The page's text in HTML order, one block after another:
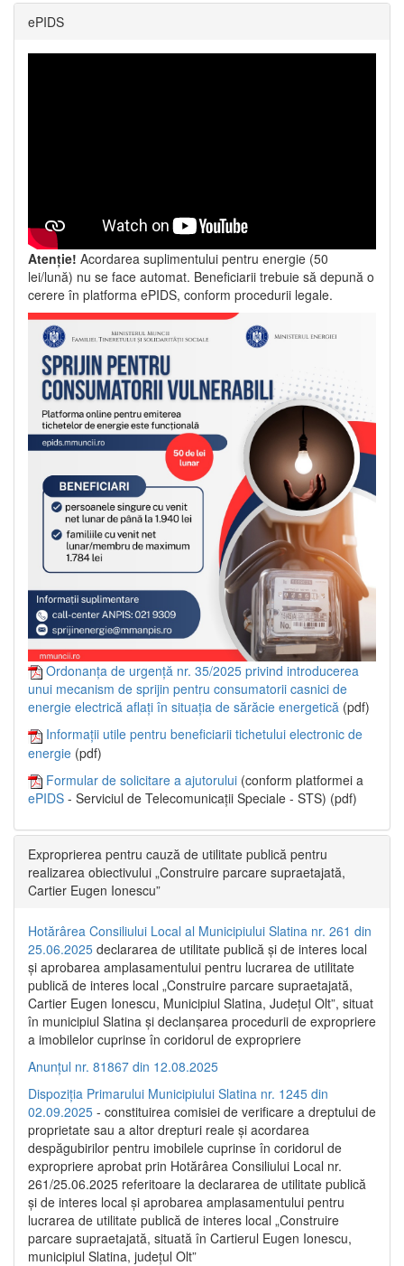
ePIDS
Atenție! Acordarea suplimentului pentru energie (50
lei/lună) nu se face automat. Beneficiarii trebuie să depună o
cerere în platforma ePIDS, conform procedurii legale.
Ordonanța de urgență nr. 35/2025 privind introducerea
unui mecanism de sprijin pentru consumatorii casnici de
energie electrică aflați în situația de sărăcie energetică (pdf)
Informații utile pentru beneficiarii tichetului electronic de
energie (pdf)
Formular de solicitare a ajutorului (conform platformei a
ePIDS - Serviciul de Telecomunicații Speciale - STS) (pdf)
Exproprierea pentru cauză de utilitate publică pentru
realizarea obiectivului „Construire parcare supraetajată,
Cartier Eugen Ionescu”
Hotărârea Consiliului Local al Municipiului Slatina nr. 261 din
25.06.2025 declararea de utilitate publică și de interes local
și aprobarea amplasamentului pentru lucrarea de utilitate
publică de interes local „Construire parcare supraetajată,
Cartier Eugen Ionescu, Municipiul Slatina, Județul Olt”, situat
în municipiul Slatina și declanșarea procedurii de expropriere
a imobilelor cuprinse în coridorul de expropriere
Anunțul nr. 81867 din 12.08.2025
Dispoziția Primarului Municipiului Slatina nr. 1245 din
02.09.2025 - constituirea comisiei de verificare a dreptului de
proprietate sau a altor drepturi reale și acordarea
despăgubirilor pentru imobilele cuprinse în coridorul de
expropriere aprobat prin Hotărârea Consiliului Local nr.
261/25.06.2025 referitoare la declararea de utilitate publică
și de interes local și aprobarea amplasamentului pentru
lucrarea de utilitate publică de interes local „Construire
parcare supraetajată, situată în Cartierul Eugen Ionescu,
municipiul Slatina, județul Olt”